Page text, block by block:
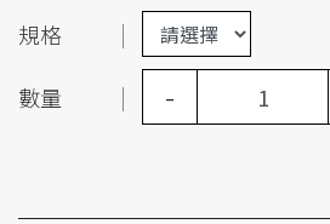
規格
數量
-